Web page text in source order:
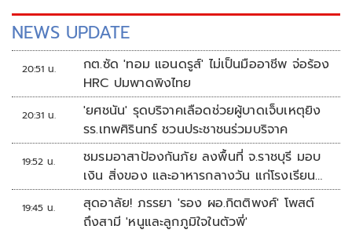
NEWS UPDATE
20:51 น.
กต.ซัด 'ทอม แอนดรูส์' ไม่เป็นมืออาชีพ จ่อร้อง
HRC ปมพาดพิงไทย
20:31 น.
'ยศชนัน' รุดบริจาคเลือดช่วยผู้บาดเจ็บเหตุยิง
รร.เทพศิรินทร์ ชวนประชาชนร่วมบริจาค
19:52 น.
ชมรมอาสาป้องกันภัย ลงพื้นที่ จ.ราชบุรี มอบ
เงิน สิ่งของ และอาหารกลางวัน แก่โรงเรียน
บ้านหนองน้ำใส
19:45 น.
สุดอาลัย! ภรรยา 'รอง ผอ.กิตติพงศ์' โพสต์
ถึงสามี 'หนูและลูกภูมิใจในตัวพี่'